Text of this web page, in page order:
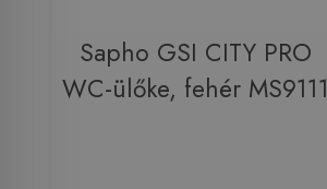
Sapho GSI CITY PRO
WC-ülőke, fehér MS9111